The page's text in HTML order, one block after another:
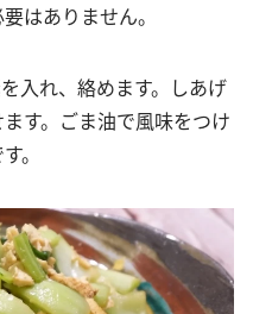
はありません。
入れ、絡めます。しあげ
す。ごま油で風味をつけ
。